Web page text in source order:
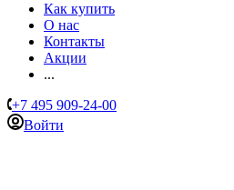
Как купить
О нас
Контакты
Акции
...
+7 495 909-24-00
Войти